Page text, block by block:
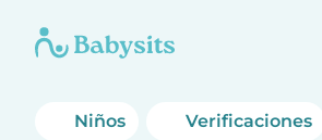
Niños Verificaciones